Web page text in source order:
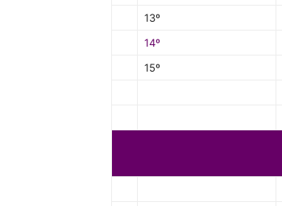
13º
14º
15º